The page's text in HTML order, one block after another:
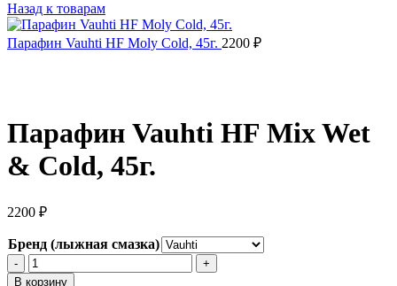
Назад к товарам
Парафин Vauhti HF Moly Cold, 45г. 2200 ₽
Парафин Vauhti HF Mix Wet
& Cold, 45г.
2200 ₽
Бренд (лыжная смазка)
Количество
товара
В корзину